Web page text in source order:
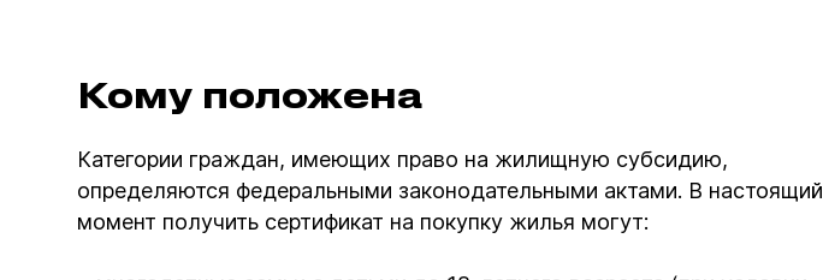
Кому положена
Категории граждан, имеющих право на жилищную субсидию,
определяются федеральными законодательными актами. В настоящий
момент получить сертификат на покупку жилья могут: